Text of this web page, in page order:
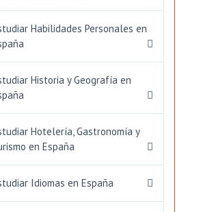
Habilidades Personales en
Historia y Geografía en
Hotelería, Gastronomía y
en España
Idiomas en España